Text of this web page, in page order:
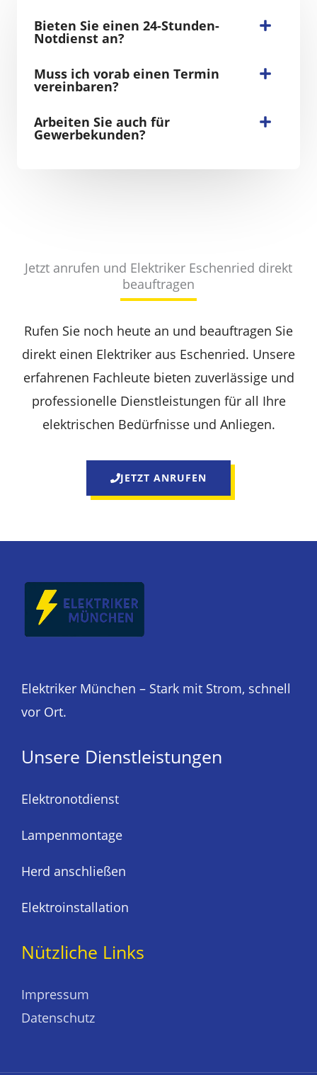
Bieten Sie einen 24-Stunden-
Notdienst an?
Muss ich vorab einen Termin
vereinbaren?
Arbeiten Sie auch für
Gewerbekunden?
Jetzt anrufen und Elektriker Eschenried direkt
beauftragen
Rufen Sie noch heute an und beauftragen Sie
direkt einen Elektriker aus Eschenried. Unsere
erfahrenen Fachleute bieten zuverlässige und
professionelle Dienstleistungen für all Ihre
elektrischen Bedürfnisse und Anliegen.
JETZT ANRUFEN
Elektriker München – Stark mit Strom, schnell
vor Ort.
Unsere Dienstleistungen
Elektronotdienst
Lampenmontage
Herd anschließen
Elektroinstallation
Nützliche Links
Impressum
Datenschutz